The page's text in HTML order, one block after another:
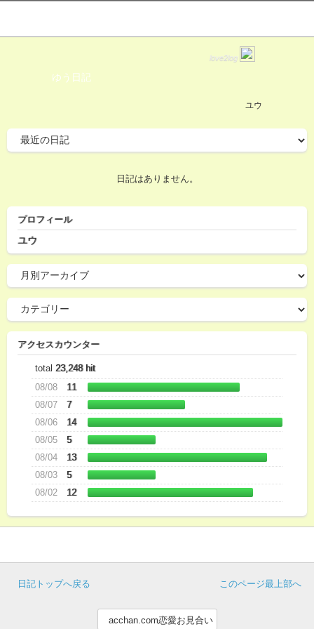
love2log
ゆう日記
ユウ
日記はありません。
プロフィール
ユウ
アクセスカウンター
total 23,248 hit
08/08
11
08/07
7
08/06
14
08/05
5
08/04
13
08/03
5
08/02
12
このページ最上部へ
日記トップへ戻る